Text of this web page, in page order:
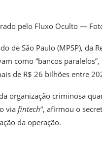
pelo Fluxo Oculto —
São Paulo (MPSP), da
como “bancos
de R$ 26 bilhões entre
organização criminosa
viafintech“, afirmou o
da operação.